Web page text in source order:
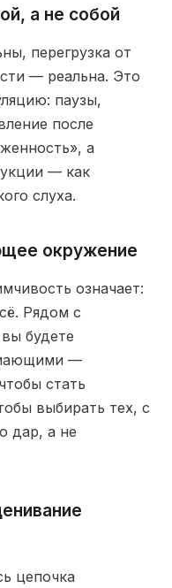
а не собой
перегрузка от
— реальна. Это
паузы,
после
а
— как
слуха.
окружение
означает:
Рядом с
будете
—
стать
выбирать тех, с
дар, а не
цепочка